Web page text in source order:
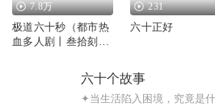
7.8万
极道六十秒（都市热
血多人剧丨叁拾刻度
231
六十正好
六十个故事